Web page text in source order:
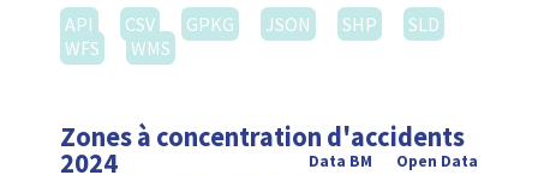
API
CSV GPKG JSON SHP
SLD
WFS
WMS
Zones à concentration d'accidents
2024 Open Data
Data BM